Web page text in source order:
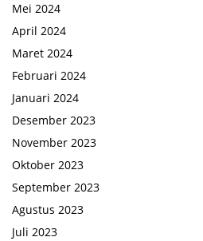
Mei 2024
April 2024
Maret 2024
Februari 2024
Januari 2024
Desember 2023
November 2023
Oktober 2023
September 2023
Agustus 2023
Juli 2023